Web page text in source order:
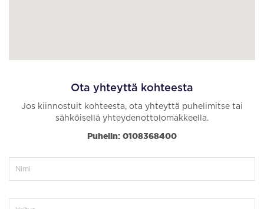
Ota yhteyttä kohteesta
Jos kiinnostuit kohteesta, ota yhteyttä puhelimitse tai
sähköisellä yhteydenottolomakkeella.
Puhelin: 0108368400